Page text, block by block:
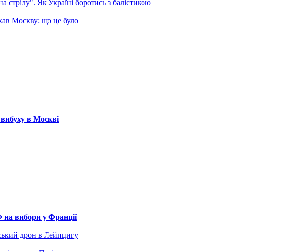
Як Україні боротись з балістикою
Москву: що це було
в Москві
на вибори у Франції
дрон в Лейпцигу